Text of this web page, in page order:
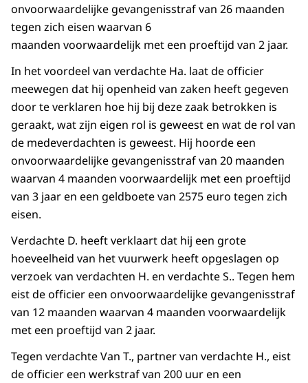
onvoorwaardelijke gevangenisstraf van 26 maanden
tegen zich eisen waarvan 6
maanden voorwaardelijk met een proeftijd van 2 jaar.
In het voordeel van verdachte Ha. laat de officier
meewegen dat hij openheid van zaken heeft gegeven
door te verklaren hoe hij bij deze zaak betrokken is
geraakt, wat zijn eigen rol is geweest en wat de rol van
de medeverdachten is geweest. Hij hoorde een
onvoorwaardelijke gevangenisstraf van 20 maanden
waarvan 4 maanden voorwaardelijk met een proeftijd
van 3 jaar en een geldboete van 2575 euro tegen zich
eisen.
Verdachte D. heeft verklaart dat hij een grote
hoeveelheid van het vuurwerk heeft opgeslagen op
verzoek van verdachten H. en verdachte S.. Tegen hem
eist de officier een onvoorwaardelijke gevangenisstraf
van 12 maanden waarvan 4 maanden voorwaardelijk
met een proeftijd van 2 jaar.
Tegen verdachte Van T., partner van verdachte H., eist
de officier een werkstraf van 200 uur en een